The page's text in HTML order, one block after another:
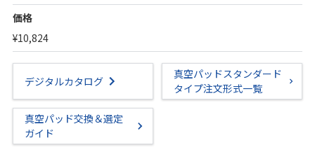
価格
¥10,824
デジタルカタログ
真空パッドスタンダード
タイプ注文形式一覧
真空パッド交換＆選定
ガイド